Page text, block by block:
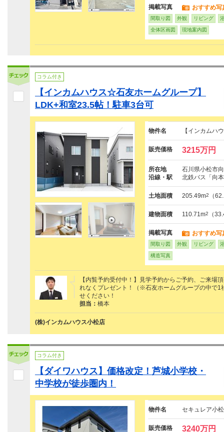
掲載写真 おすすめ写
間取り図 外観 リビング
全体区画図 現地案内図
コラム付き
【インカムハウス☆石友ホームグループ】
LDK+和室23.5帖！駐車3台可
物件名 【インカムハ
販売価格 3215万円
所在地
石川県小松市
沿線・駅
北鉄バス「向
土地面積 205.49m2 （
建物面積 110.71m2 （
掲載写真 おすすめ写
間取り図 外観 リビング
構造写真
【内覧予約受付中！】見学予約からご予約、ご来場
れなくプレゼント！（※石友ホームグループの中で1
せください！
担当： 橋本
(株)インカムハウス小松店
コラム付き
【ダイワハウス】価格改定！芦城小学校・
中学校が徒歩圏内！
物件名 セキュレア小
販売価格 3240万円